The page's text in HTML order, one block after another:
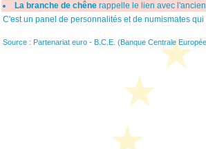
La branche de chêne rappelle le lien avec
C'est un panel de personnalités et de numismates
Source : Partenariat euro - B.C.E. (Banque Centrale